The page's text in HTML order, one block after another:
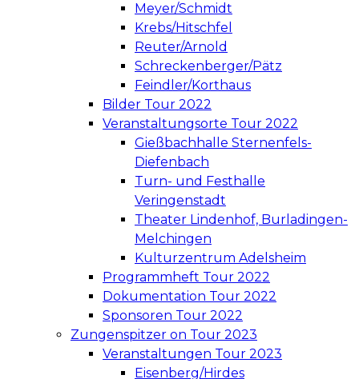
Meyer/Schmidt
Krebs/Hitschfel
Reuter/Arnold
Schreckenberger/Pätz
Feindler/Korthaus
Bilder Tour 2022
Veranstaltungsorte Tour 2022
Gießbachhalle Sternenfels-
Diefenbach
Turn- und Festhalle
Veringenstadt
Theater Lindenhof, Burladingen-
Melchingen
Kulturzentrum Adelsheim
Programmheft Tour 2022
Dokumentation Tour 2022
Sponsoren Tour 2022
Zungenspitzer on Tour 2023
Veranstaltungen Tour 2023
Eisenberg/Hirdes